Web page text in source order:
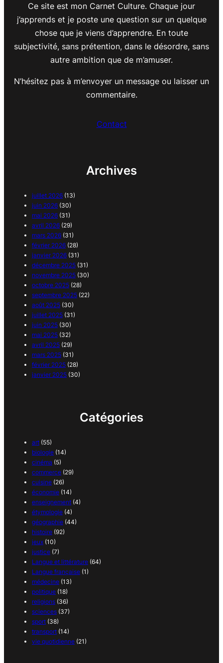
Ce site est mon Carnet Culture. Chaque jour
j’apprends et je poste une question sur un quelque
chose que je viens d’apprendre. En toute
subjectivité, sans prétention, dans le désordre, sans
autre ambition que de m’amuser.
N’hésitez pas à m’envoyer un message ou laisser un
commentaire.
Contact
Archives
juillet 2026 (13)
juin 2026 (30)
mai 2026 (31)
avril 2026 (29)
mars 2026 (31)
février 2026 (28)
janvier 2026 (31)
décembre 2025 (31)
novembre 2025 (30)
octobre 2025 (28)
septembre 2025 (22)
août 2025 (30)
juillet 2025 (31)
juin 2025 (30)
mai 2025 (32)
avril 2025 (29)
mars 2025 (31)
février 2025 (28)
janvier 2025 (30)
Catégories
art (55)
biologie (14)
cinéma (5)
commerce (29)
cuisine (26)
économie (14)
enseignement (4)
étymologie (4)
géographie (44)
histoire (92)
jeux (10)
justice (7)
Langue et littérature (64)
Langue française (1)
médecine (13)
politique (18)
religions (36)
sciences (37)
sport (38)
transport (14)
vie quotidienne (21)